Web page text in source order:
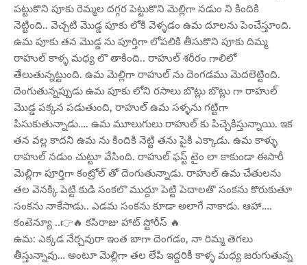
పట్టుకొని పూకు రెమ్మల దగ్గర పెట్టుకొని మెల్లిగా నడుం ని కిందికి
నెట్టింది.. వెచ్చటి మొడ్డ పూకు లోకి వెళ్ళడం ఉమ దూలను పెంచేస్తూంది.
ఉమ పూకు తన మొడ్డ ను పూర్తిగా లోపలికి తీసుకొని పూకు దిమ్మ
రాహుల్ కాళ్ళ మధ్య లొ తాకింది.. రాహుల్ శరీరం గాలిలో
తేలుతున్నట్టుంది. ఉమ మెల్లిగా రాహుల్ ను దెంగడము మెదలెట్టింది.
దెంగుతున్నప్పుడు ఉమ పూకు లోని రసాలు బొట్లు బొట్లు గా రాహుల్
మొడ్డ పక్కన పడుతుంది, రాహుల్ ఉమ సళ్ళను గట్టిగా
పిసుకుతున్నాడు…. ఉమ మూలుగులు రాహుల్ కు పిచ్చెకిస్తున్నాయి. ఇక
తన వల్ల కాదని ఉమ ను కిందికి నెట్టి తను పైకి ఎక్కాడు. ఉమ కాళ్ళు
రాహుల్ నడుం చుట్టూ వేసింది. రాహుల్ ఫస్ట్ టైం లా కాకుండా ఈసారీ
మెల్లిగా పూర్తిగా కంట్రోల్ తో దెంగుతున్నాడు. రాహుల్ ఉమ చేతులను
తల వెనక్కి పెట్టి కుడి సంకలొ ముద్దూ పెట్టి పెదాలతొ సంకను కొరుకుతూ
సంకను నాకేసాడు.. ఎడమ సంకను కూడా అలాగే నాకాడు. ఆహా….
కంటెన్యూ ..👉🔥 కసిరాజు హాట్ స్టోరీస్ 🔥
ఉమ: ఎక్కడ నేర్చవురా ఇంత బాగా దెంగడం, నా రిమ్మ తెగలు
తీస్తున్నావు… అంటూ మెల్లిగా తల లేపి ఇద్దరికీ కాళ్ళ మధ్య జరుగుతున్న